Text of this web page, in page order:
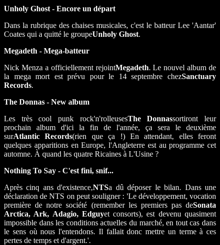
Unholy Ghost - Encore un départ
Dans la rubrique des chaises musicales, c'est le batteur Lee 'Aantar'
Coates qui a quitté le groupeUnholy Ghost.
Megadeth - Mega-batteur
Nick Menza a officiellement rejointMegadeth. Le nouvel album de
la mega mort est prévu pour le 14 septembre chezSanctuary
Records.
The Donnas - New album
Les très cool punk rock'n'rolleusesThe Donnassortiront leur
prochain album d'ici la fin de l'année, ça sera le deuxième
surAtlantic Records(rien que ça !) En attendant, elles feront
quelques apparitions en Europe, l'Angleterre est au programme cet
automne. À quand les quatre Ricaines à L'Usine ?
Nothing To Say - C'est fini, snif...
Après cinq ans d'existence,NTSa dû déposer le bilan. Dans une
déclaration de NTS on peut souligner : 'Le développement, vocation
première de notre société (remember les premiers pas deSonata
Arctica, Ark, Adagio, Edguyet consorts), est devenu quasiment
impossible dans les conditions actuelles du marché, en tout cas dans
le sens où nous l'entendons. Il fallait donc mettre un terme à ces
pertes de temps et d'argent.'.